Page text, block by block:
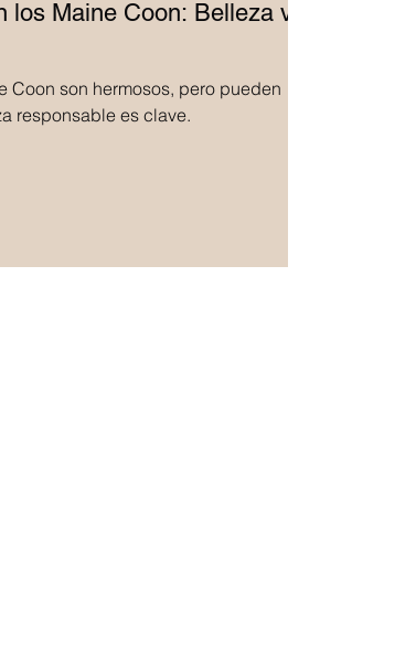
Maine Coon: Belleza vs.
Coon son hermosos, pero pueden
responsable es clave.